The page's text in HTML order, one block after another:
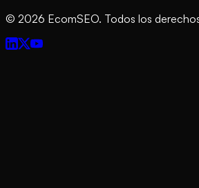
© 2026 EcomSEO. Todos los